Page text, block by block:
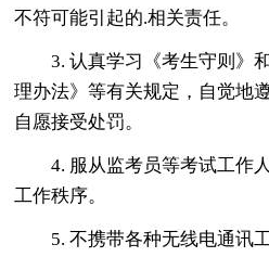
不符可能引起的.相关责任。
3. 认真学习《考生守则》和
理办法》等有关规定，自觉地
自愿接受处罚。
4. 服从监考员等考试工作
工作秩序。
5. 不携带各种无线电通讯